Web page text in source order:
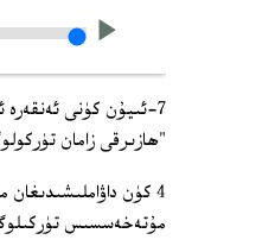
7-ئىيۇن كۈنى ئەنقەرە
"ھازىرقى زامان
مۇتەخەسسىس